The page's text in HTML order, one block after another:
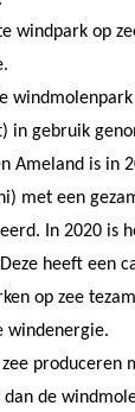
windpark op
in gebruik
Ameland is in
met een
In 2020 is
heeft een
op zee
windenergie.
zee
de